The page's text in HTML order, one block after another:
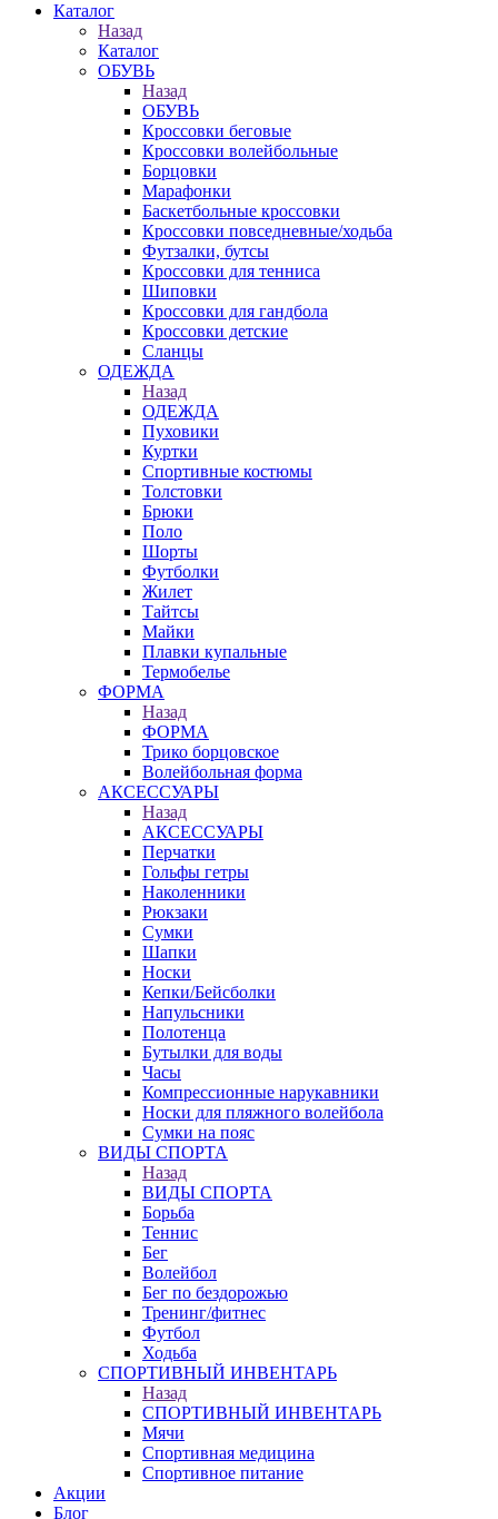
Каталог
Назад
Каталог
ОБУВЬ
Назад
ОБУВЬ
Кроссовки беговые
Кроссовки волейбольные
Борцовки
Марафонки
Баскетбольные кроссовки
Кроссовки повседневные/ходьба
Футзалки, бутсы
Кроссовки для тенниса
Шиповки
Кроссовки для гандбола
Кроссовки детские
Сланцы
ОДЕЖДА
Назад
ОДЕЖДА
Пуховики
Куртки
Спортивные костюмы
Толстовки
Брюки
Поло
Шорты
Футболки
Жилет
Тайтсы
Майки
Плавки купальные
Термобелье
ФОРМА
Назад
ФОРМА
Трико борцовское
Волейбольная форма
АКСЕССУАРЫ
Назад
АКСЕССУАРЫ
Перчатки
Гольфы гетры
Наколенники
Рюкзаки
Сумки
Шапки
Носки
Кепки/Бейсболки
Напульсники
Полотенца
Бутылки для воды
Часы
Компрессионные нарукавники
Носки для пляжного волейбола
Сумки на пояс
ВИДЫ СПОРТА
Назад
ВИДЫ СПОРТА
Борьба
Теннис
Бег
Волейбол
Бег по бездорожью
Тренинг/фитнес
Футбол
Ходьба
СПОРТИВНЫЙ ИНВЕНТАРЬ
Назад
СПОРТИВНЫЙ ИНВЕНТАРЬ
Мячи
Спортивная медицина
Спортивное питание
Акции
Блог